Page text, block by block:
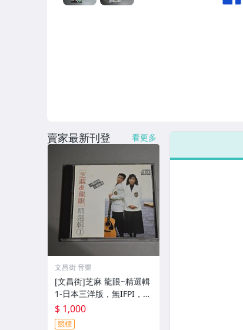
賣家最新刊登 看更多
文昌街 音樂
[文昌街]芝麻 龍眼~精選輯
1-日本三洋版，無IFPI，C
D
$ 1,000
競標